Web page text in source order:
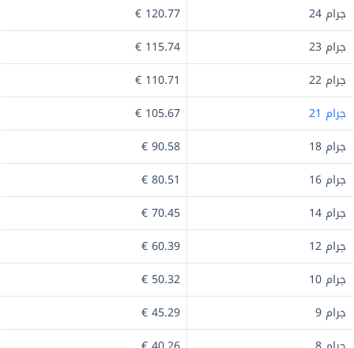
جرام 24
120.77 €
جرام 23
115.74 €
جرام 22
110.71 €
جرام 21
105.67 €
جرام 18
90.58 €
جرام 16
80.51 €
جرام 14
70.45 €
جرام 12
60.39 €
جرام 10
50.32 €
جرام 9
45.29 €